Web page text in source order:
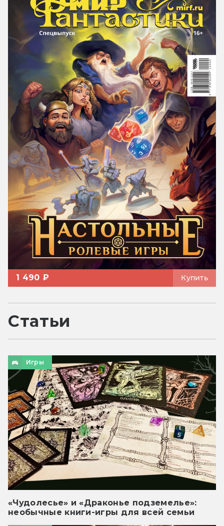
1 490 ₽ Купить
Статьи
Игры
«Чудолесье» и «Драконье подземелье»:
необычные книги-игры для всей семьи